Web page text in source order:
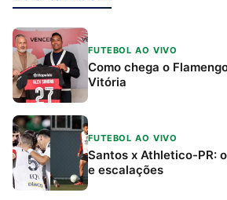
FUTEBOL AO VIVO
Como chega o
Vitória
FUTEBOL AO VIVO
Santos x Athletico-PR:
e escalações